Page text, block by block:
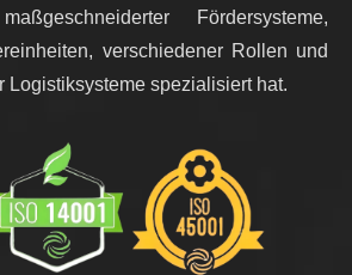
Fördersysteme,
verschiedener Rollen und
Logistiksysteme spezialisiert hat.